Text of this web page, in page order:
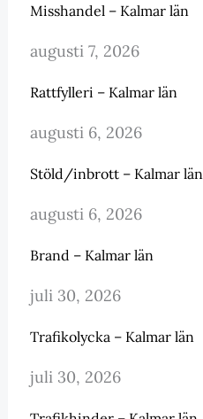
Misshandel – Kalmar län
augusti 7, 2026
Rattfylleri – Kalmar län
augusti 6, 2026
Stöld/inbrott – Kalmar län
augusti 6, 2026
Brand – Kalmar län
juli 30, 2026
Trafikolycka – Kalmar län
juli 30, 2026